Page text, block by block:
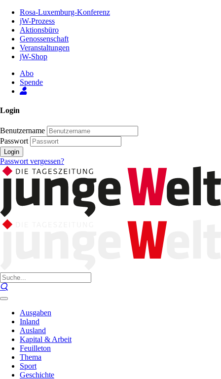
Inhalt
Seite
Rosa-Luxemburg-Konferenz
jW-Prozess
Aktionsbüro
Genossenschaft
Veranstaltungen
jW-Shop
Abo
Spende
Login
Benutzername
Passwort
Login
Passwort vergessen?
Ausgaben
Inland
Ausland
Kapital & Arbeit
Feuilleton
Thema
Sport
Geschichte